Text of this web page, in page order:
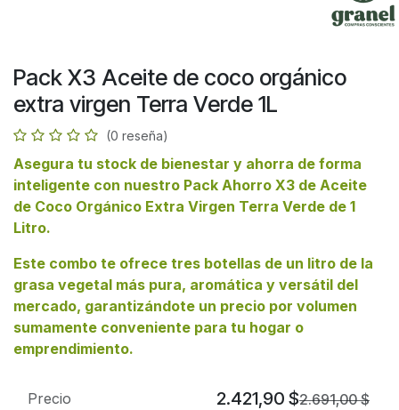
Pack X3 Aceite de coco orgánico
extra virgen Terra Verde 1L
(0 reseña)
Asegura tu stock de bienestar y ahorra de forma
inteligente con nuestro Pack Ahorro X3 de Aceite
de Coco Orgánico Extra Virgen Terra Verde de 1
Litro.
Este combo te ofrece tres botellas de un litro de la
grasa vegetal más pura, aromática y versátil del
mercado, garantizándote un precio por volumen
sumamente conveniente para tu hogar o
emprendimiento.
Precio 2.421,90 $2.691,00$